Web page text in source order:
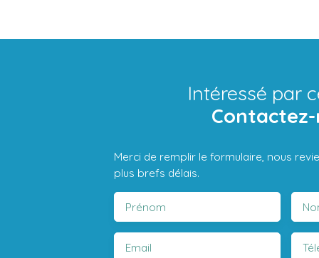
Intéressé par
Merci de remplir le formulaire, nous
plus brefs délais.
Prénom
Email